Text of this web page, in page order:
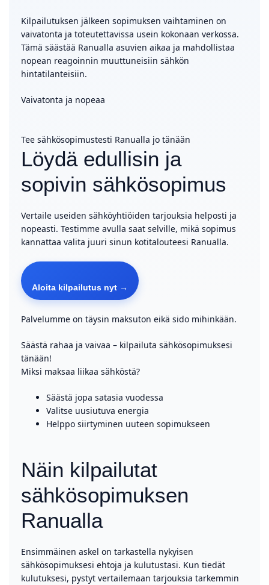
Kilpailutuksen jälkeen sopimuksen vaihtaminen on
vaivatonta ja toteutettavissa usein kokonaan verkossa.
Tämä säästää Ranualla asuvien aikaa ja mahdollistaa
nopean reagoinnin muuttuneisiin sähkön
hintatilanteisiin.
Vaivatonta ja nopeaa
Tee sähkösopimustesti Ranualla jo tänään
Löydä edullisin ja
sopivin sähkösopimus
Vertaile useiden sähköyhtiöiden tarjouksia helposti ja
nopeasti. Testimme avulla saat selville, mikä sopimus
kannattaa valita juuri sinun kotitalouteesi Ranualla.
Aloita kilpailutus nyt →
Palvelumme on täysin maksuton eikä sido mihinkään.
Säästä rahaa ja vaivaa – kilpailuta sähkösopimuksesi
tänään!
Miksi maksaa liikaa sähköstä?
Säästä jopa satasia vuodessa
Valitse uusiutuva energia
Helppo siirtyminen uuteen sopimukseen
Näin kilpailutat
sähkösopimuksen
Ranualla
Ensimmäinen askel on tarkastella nykyisen
sähkösopimuksesi ehtoja ja kulutustasi. Kun tiedät
kulutuksesi, pystyt vertailemaan tarjouksia tarkemmin